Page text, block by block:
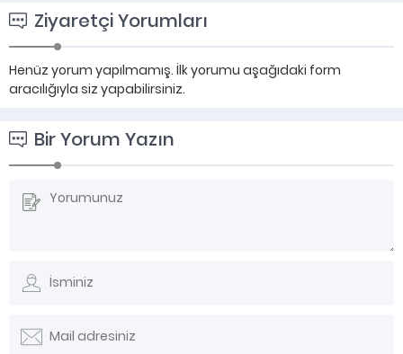
Ziyaretçi Yorumları
Henüz yorum yapılmamış. İlk yorumu aşağıdaki form
aracılığıyla siz yapabilirsiniz.
Bir Yorum Yazın